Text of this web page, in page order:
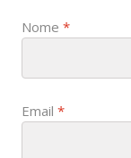
Nome *
Email *